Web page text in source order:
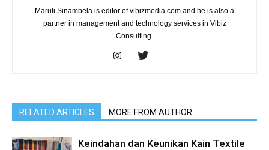
Maruli Sinambela is editor of vibizmedia.com and he is also a
partner in management and technology services in Vibiz
Consulting.
RELATED ARTICLES MORE FROM AUTHOR
Keindahan dan Keunikan Kain Textile